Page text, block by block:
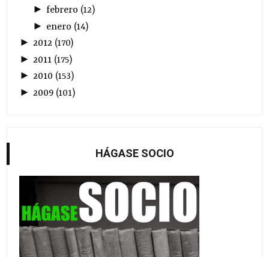
► febrero (12)
► enero (14)
►2012 (170)
► 2011 (175)
►2010 (153)
► 2009 (101)
HÁGASE SOCIO